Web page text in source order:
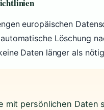
europäischen
Löschung
Daten länger als
mit persönlichen Daten